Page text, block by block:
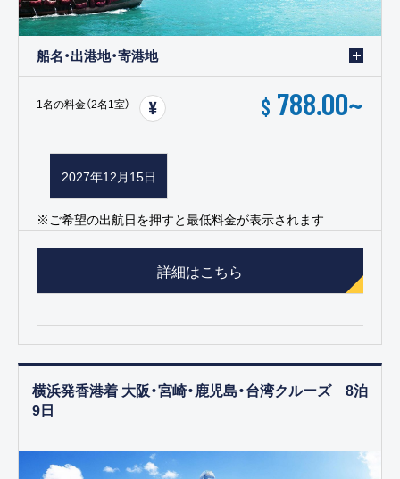
船名・出港地・寄港地
1名の料金（2名1室） $ 788.00~
2027年12月15日
※ご希望の出航日を押すと最低料金が表示されます
詳細はこちら
横浜発香港着 大阪・宮崎・鹿児島・台湾クルーズ 8泊
9日